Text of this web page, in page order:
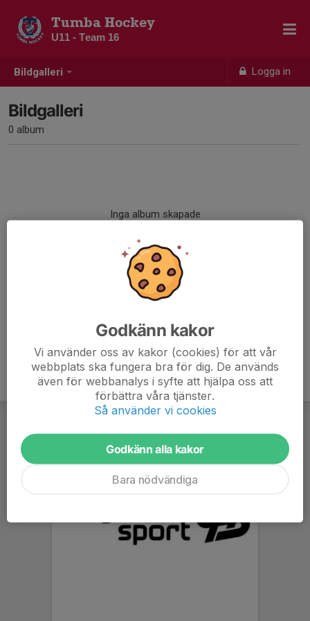
Bildgalleri Logga in
Tumba Hockey
U11 - Team 16
Bildgalleri
0 album
Inga album skapade
Godkänn kakor
Vi använder oss av kakor (cookies) för att vår
webbplats ska fungera bra för dig. De används
även för webbanalys i syfte att hjälpa oss att
förbättra våra tjänster.
Så använder vi cookies
Godkänn alla kakor
Bara nödvändiga